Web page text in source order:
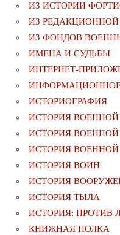
ИЗ ИСТОРИИ
ИЗ
ИЗ ФОНДОВ
ИМЕНА И СУДЬБЫ
ИНТЕРНЕТ-
ИСТОРИОГРАФИЯ
ИСТОРИЯ
ИСТОРИЯ
ИСТОРИЯ ВОЕННОЙ
ИСТОРИЯ ВОИН
ИСТОРИЯ
ИСТОРИЯ ТЫЛА
ИСТОРИЯ: ПРОТИВ
КНИЖНАЯ ПОЛКА